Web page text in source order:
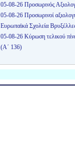
05-08-26 Προσωρινός
05-08-26 Προσωρινοί
Ευρωπαϊκά Σχολεία
05-08-26 Κύρωση τελικού
(Α΄ 136)